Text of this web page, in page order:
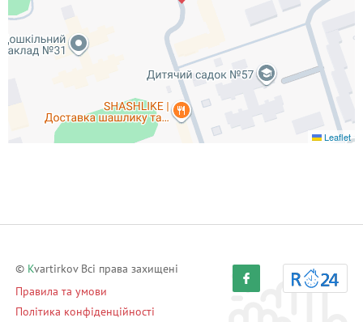
Leaflet
© Kvartirkov Всі права захищені
Правила та умови
Політика конфіденційності